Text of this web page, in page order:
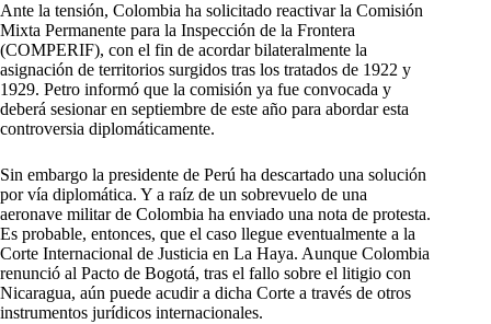
Ante la tensión, Colombia ha solicitado reactivar la Comisión
Mixta Permanente para la Inspección de la Frontera
(COMPERIF), con el fin de acordar bilateralmente la
asignación de territorios surgidos tras los tratados de 1922 y
1929. Petro informó que la comisión ya fue convocada y
deberá sesionar en septiembre de este año para abordar esta
controversia diplomáticamente.
Sin embargo la presidente de Perú ha descartado una solución
por vía diplomática. Y a raíz de un sobrevuelo de una
aeronave militar de Colombia ha enviado una nota de protesta.
Es probable, entonces, que el caso llegue eventualmente a la
Corte Internacional de Justicia en La Haya. Aunque Colombia
renunció al Pacto de Bogotá, tras el fallo sobre el litigio con
Nicaragua, aún puede acudir a dicha Corte a través de otros
instrumentos jurídicos internacionales.